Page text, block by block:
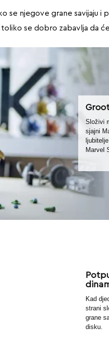
se njegove grane savijaju i
toliko se dobro zabavlja da
Složivi
sjajni
Marvel
Kad
strani
grane
disku.